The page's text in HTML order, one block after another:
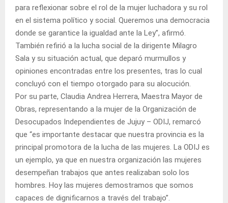
para reflexionar sobre el rol de la mujer luchadora y su rol
en el sistema político y social. Queremos una democracia
donde se garantice la igualdad ante la Ley”, afirmó.
También refirió a la lucha social de la dirigente Milagro
Sala y su situación actual, que deparó murmullos y
opiniones encontradas entre los presentes, tras lo cual
concluyó con el tiempo otorgado para su alocución.
Por su parte, Claudia Andrea Herrera, Maestra Mayor de
Obras, representando a la mujer de la Organización de
Desocupados Independientes de Jujuy – ODIJ, remarcó
que “es importante destacar que nuestra provincia es la
principal promotora de la lucha de las mujeres. La ODIJ es
un ejemplo, ya que en nuestra organización las mujeres
desempeñan trabajos que antes realizaban solo los
hombres. Hoy las mujeres demostramos que somos
capaces de dignificarnos a través del trabajo”.